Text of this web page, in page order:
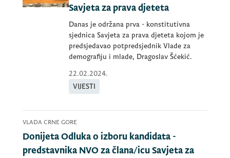
Savjeta za prava djeteta
Danas je održana prva - konstitutivna
sjednica Savjeta za prava djeteta kojom je
predsjedavao potpredsjednik Vlade za
demografiju i mlade, Dragoslav Šćekić.
22.02.2024.
VIJESTI
VLADA CRNE GORE
Donijeta Odluka o izboru kandidata -
predstavnika NVO za člana/icu Savjeta za